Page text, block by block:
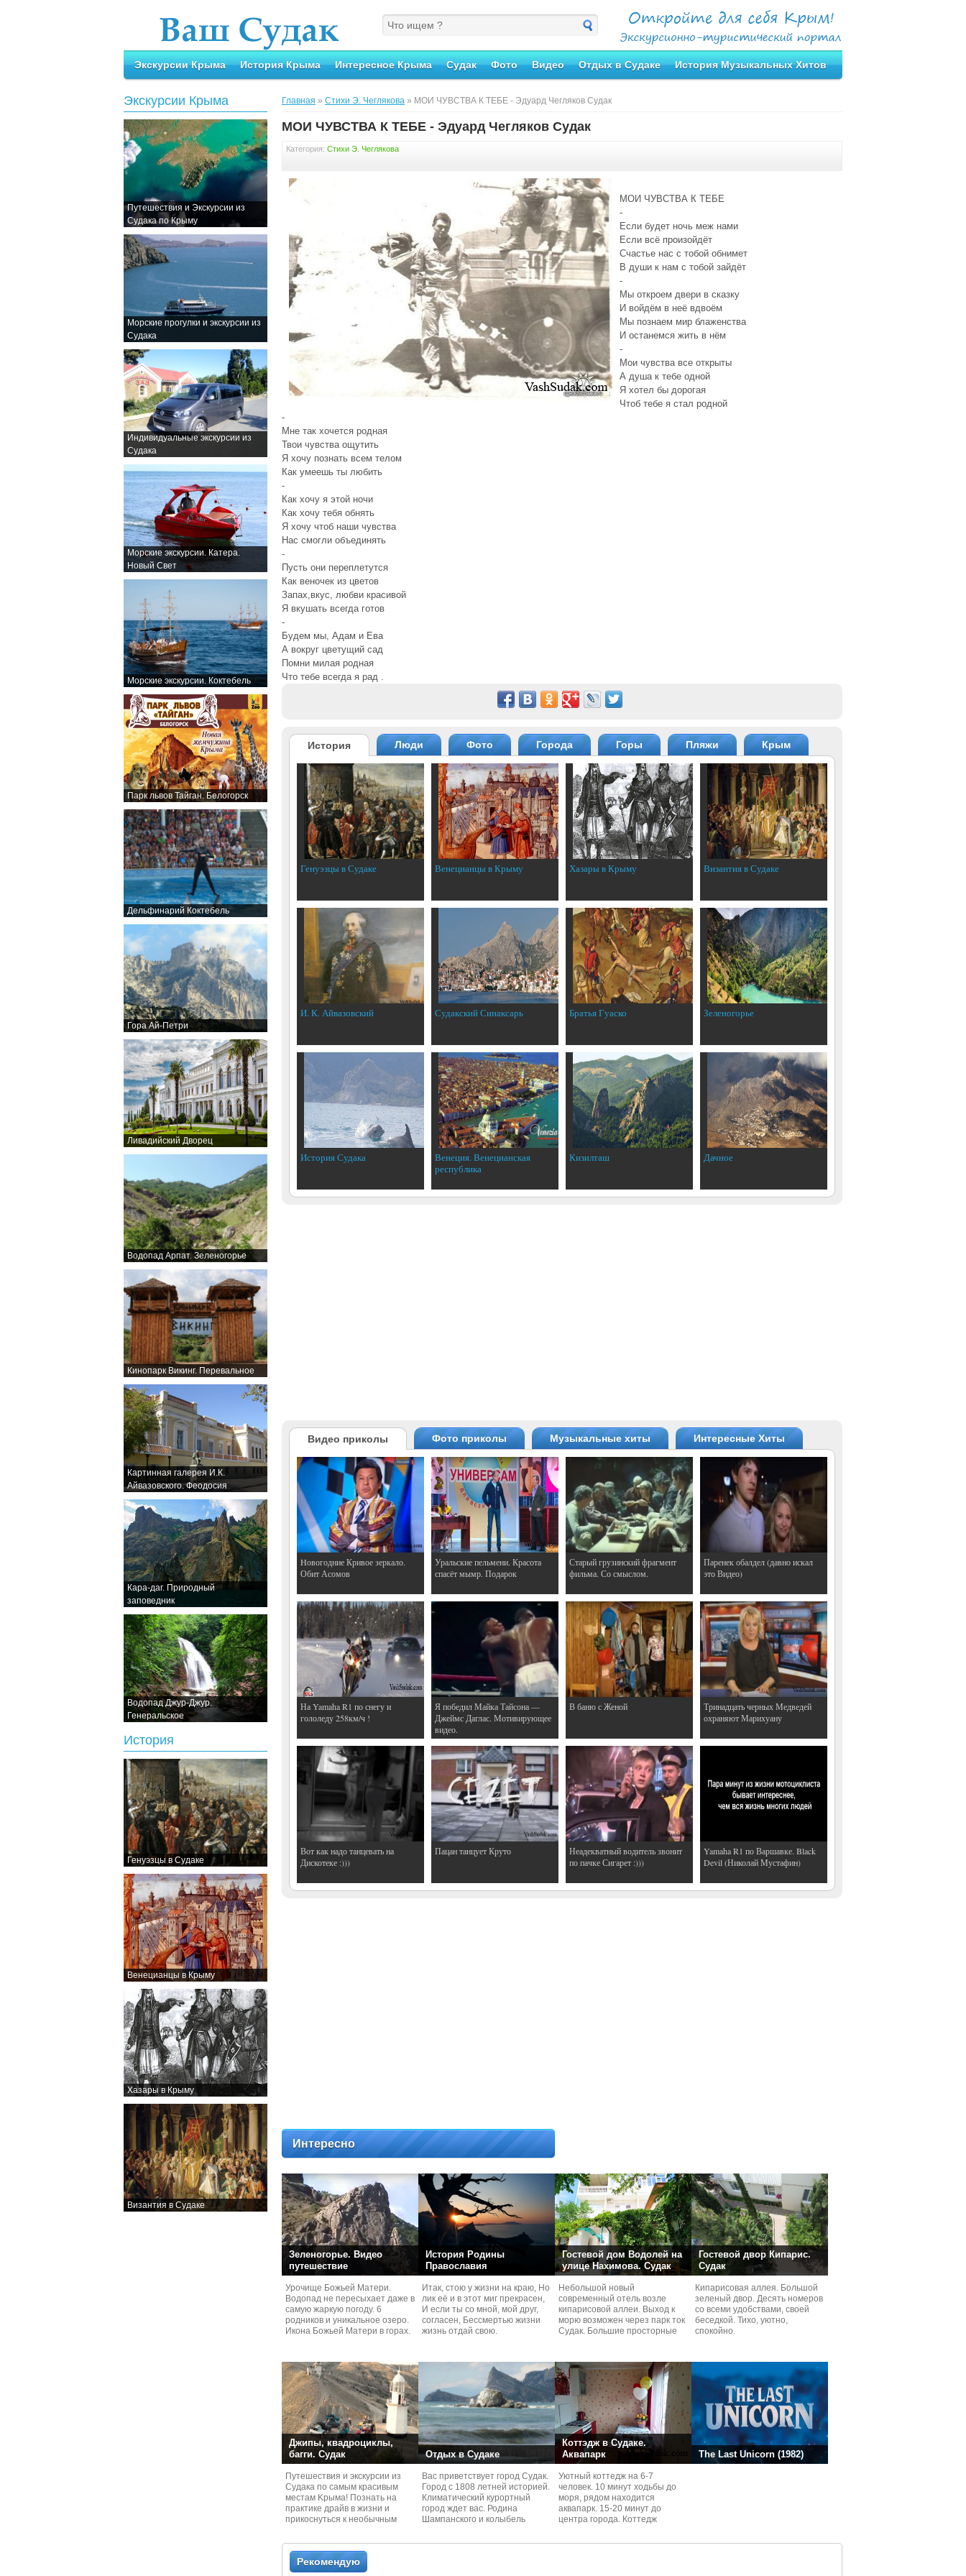
Экскурсии Крыма История Крыма Интересное Крыма Судак Фото Видео Отдых в Судаке История Музыкальных Хитов
Экскурсии Крыма
Путешествия и Экскурсии из
Судака по Крыму
Морские прогулки и экскурсии из
Судака
Индивидуальные экскурсии из
Судака
Морские экскурсии. Катера.
Новый Свет
Морские экскурсии. Коктебель
Парк львов Тайган. Белогорск
Дельфинарий Коктебель
Гора Ай-Петри
Ливадийский Дворец
Водопад Арпат. Зеленогорье
Кинопарк Викинг. Перевальное
Картинная галерея И.К.
Айвазовского. Феодосия
Кара-даг. Природный
заповедник
Водопад Джур-Джур.
Генеральское
История
Генуэзцы в Судаке
Венецианцы в Крыму
Хазары в Крыму
Византия в Судаке
Главная » Стихи Э. Чеглякова » МОИ ЧУВСТВА К ТЕБЕ - Эдуард Чегляков Судак
МОИ ЧУВСТВА К ТЕБЕ - Эдуард Чегляков Судак
Категория: Стихи Э. Чеглякова
МОИ ЧУВСТВА К ТЕБЕ
-
Если будет ночь меж нами
Если всё произойдёт
Счастье нас с тобой обнимет
В души к нам с тобой зайдёт
-
Мы откроем двери в сказку
И войдём в неё вдвоём
Мы познаем мир блаженства
И останемся жить в нём
-
Мои чувства все открыты
А душа к тебе одной
Я хотел бы дорогая
Чтоб тебе я стал родной
-
Мне так хочется родная
Твои чувства ощутить
Я хочу познать всем телом
Как умеешь ты любить
-
Как хочу я этой ночи
Как хочу тебя обнять
Я хочу чтоб наши чувства
Нас смогли объединять
-
Пусть они переплетутся
Как веночек из цветов
Запах,вкус, любви красивой
Я вкушать всегда готов
-
Будем мы, Адам и Ева
А вокруг цветущий сад
Помни милая родная
Что тебе всегда я рад .
История Люди Фото Города Горы Пляжи Крым
Генуэзцы в Судаке Венецианцы в Крыму Хазары в Крыму Византия в Судаке
И. К. Айвазовский Судакский Синаксарь Братья Гуаско Зеленогорье
История Судака
Венеция. Венецианская
республика
Кизилташ Дачное
Видео приколы Фото приколы Музыкальные хиты Интересные Хиты
Hовогодние Кривое зеркало.
Обит Асомов
Уральские пельмени. Красота
спасёт мымр. Подарок
Старый грузинский фрагмент
фильма. Со смыслом.
Паренек обалдел (давно искал
это Видео)
На Yamaha R1 по снегу и
гололеду 258км/ч !
Я победил Майка Тайсона —
Джеймс Даглас. Мотивирующее
видео.
В баню с Женой
Тринадцать черных Медведей
охраняют Марихуану
Вот как надо танцевать на
Дискотеке :)))
Пацан танцует Круто
Неадекватный водитель звонит
по пачке Сигарет :)))
Yamaha R1 по Варшавке. Black
Devil (Николай Мустафин)
Интересно
Зеленогорье. Видео
путешествие
Урочище Божьей Матери.
Водопад не пересыхает даже в
самую жаркую погоду. 6
родников и уникальное озеро.
Икона Божьей Матери в горах.
История Родины
Православия
Итак, стою у жизни на краю, Но
лик её и в этот миг прекрасен,
И если ты со мной, мой друг,
согласен, Бессмертью жизни
жизнь отдай свою.
Гостевой дом Водолей на
улице Нахимова. Судак
Небольшой новый
современный отель возле
кипарисовой аллеи. Выход к
морю возможен через парк ток
Судaк. Большие просторные
Гостевой двор Кипарис.
Судак
Кипарисовая аллея. Большой
зеленый двор. Десять номеров
со всеми удобствами, своей
беседкой. Тихо, уютно,
спокойно.
Джипы, квадроциклы,
багги. Судак
Путешествия и экскурcии из
Судaка по самым красивым
местам Kрыма! Познать на
практике драйв в жизни и
прикоснуться к необычным
Отдых в Судаке
Вас приветствует город Судак.
Город с 1808 летней историей.
Климатический курортный
город ждет вас. Родина
Шампанского и колыбель
Коттэдж в Судаке.
Аквапарк
Уютный коттедж на 6-7
человек. 10 минут ходьбы до
моря, рядом находится
аквапарк. 15-20 минут до
центра города. Коттедж
The Last Unicorn (1982)
Рекомендую